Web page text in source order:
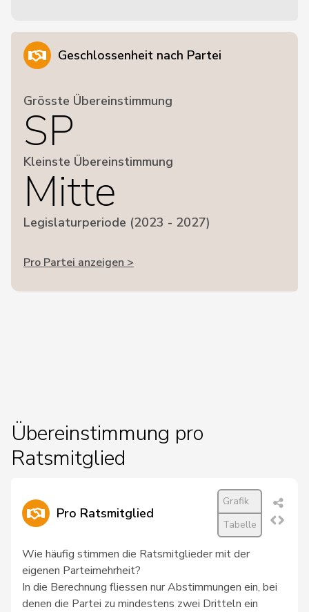
Geschlossenheit nach Partei
Grösste Übereinstimmung
SP
Kleinste Übereinstimmung
Mitte
Legislaturperiode (2023 - 2027)
Pro Partei anzeigen >
Übereinstimmung pro
Ratsmitglied
Pro Ratsmitglied
Grafik
Tabelle
Wie häufig stimmen die Ratsmitglieder mit der
eigenen Parteimehrheit?
In die Berechnung fliessen nur Abstimmungen ein, bei
denen die Partei zu mindestens zwei Dritteln ein